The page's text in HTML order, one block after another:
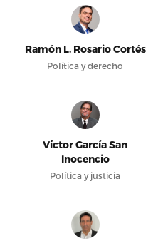
Ramón L. Rosario Cortés
Política y derecho
Víctor García San
Inocencio
Política y justicia